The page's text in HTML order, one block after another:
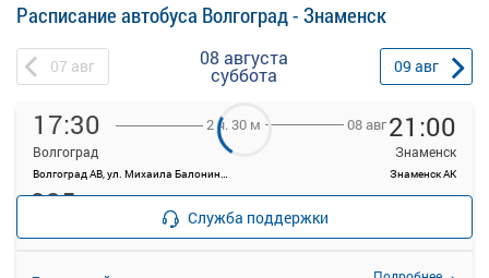
Расписание автобуса Волгоград - Знаменск
07 авг 08 августа
суббота 09 авг
17:30
Волгоград
Волгоград АВ, ул. Михаила Балонина, 11
2 ч. 30 м 08 авг21:00
Знаменск
Знаменск АК
935
Продажа билетов
прекращена
Служба поддержки